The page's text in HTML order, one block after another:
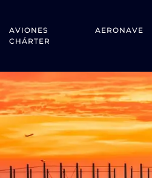
AVIONES
CHÁRTER
AERONAVE